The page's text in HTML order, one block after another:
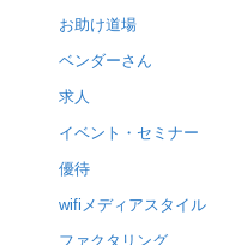
お助け道場
ベンダーさん
求人
イベント・セミナー
優待
wifiメディアスタイル
ファクタリング